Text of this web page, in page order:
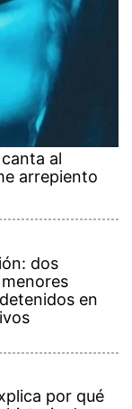
al
arrepiento
dos
en
por qué